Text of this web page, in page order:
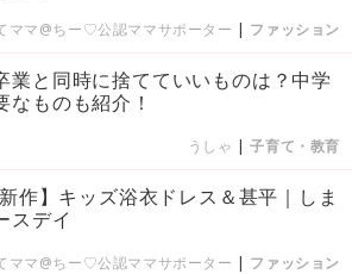
ママ@ちー♡公認ママサポーター | ファッション
業と同時に捨てていいものは？中学
なものも紹介！
うしゃ |子育て・教育
新作】キッズ浴衣ドレス＆甚平｜しま
スデイ
ママ@ちー♡公認ママサポーター | ファッション